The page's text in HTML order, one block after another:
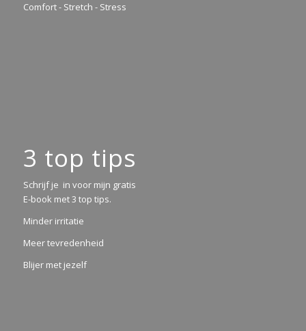
Comfort - Stretch - Stress
3 top tips
Schrijf je in voor mijn gratis
E-book met 3 top tips.
Minder irritatie
Meer tevredenheid
Blijer met jezelf